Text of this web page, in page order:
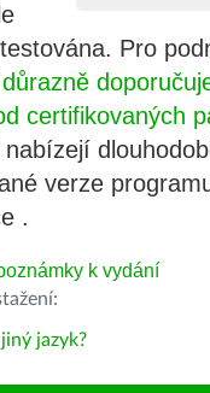
Pro
důrazně
certifikovaných
verze
.
k vydání
jazyk?